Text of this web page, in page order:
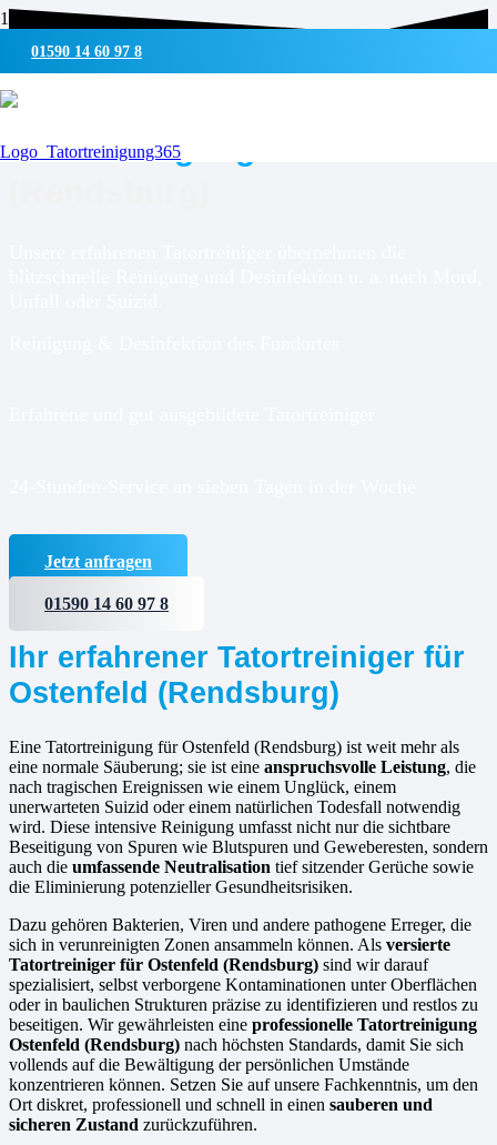
01590 14 60 97 8
UMWELTSCHONENDE REINIGUNG & DESINFEKTION
Tatortreinigung für
Jetzt anfragen
01590 14 60 97 8
Ihr erfahrener Tatortreiniger für
Ostenfeld (Rendsburg)
Eine Tatortreinigung für Ostenfeld (Rendsburg) ist weit mehr als
eine normale Säuberung; sie ist eine anspruchsvolle Leistung, die
nach tragischen Ereignissen wie einem Unglück, einem
unerwarteten Suizid oder einem natürlichen Todesfall notwendig
wird. Diese intensive Reinigung umfasst nicht nur die sichtbare
Beseitigung von Spuren wie Blutspuren und Geweberesten, sondern
auch die umfassende Neutralisation tief sitzender Gerüche sowie
die Eliminierung potenzieller Gesundheitsrisiken.
Dazu gehören Bakterien, Viren und andere pathogene Erreger, die
sich in verunreinigten Zonen ansammeln können. Als versierte
Tatortreiniger für Ostenfeld (Rendsburg) sind wir darauf
spezialisiert, selbst verborgene Kontaminationen unter Oberflächen
oder in baulichen Strukturen präzise zu identifizieren und restlos zu
beseitigen. Wir gewährleisten eine professionelle Tatortreinigung
Ostenfeld (Rendsburg) nach höchsten Standards, damit Sie sich
vollends auf die Bewältigung der persönlichen Umstände
konzentrieren können. Setzen Sie auf unsere Fachkenntnis, um den
Ort diskret, professionell und schnell in einen sauberen und
sicheren Zustand zurückzuführen.